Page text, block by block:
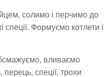
солимо і перчимо до
Формуємо котлети і
вливаємо
спеції, трохи